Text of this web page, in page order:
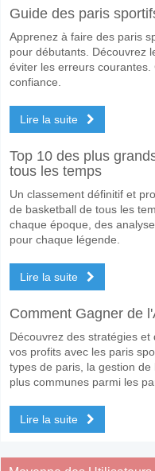
Guide des paris
Apprenez à faire des paris
pour débutants. Découvrez
éviter les erreurs
confiance.
Lire la suite
Top 10 des plus
tous les temps
Un classement définitif et
de basketball de tous les
chaque époque, des
pour chaque légende.
Lire la suite
Comment Gagner de
Découvrez des stratégies
vos profits avec les paris
types de paris, la gestion
plus communes parmi les
Lire la suite